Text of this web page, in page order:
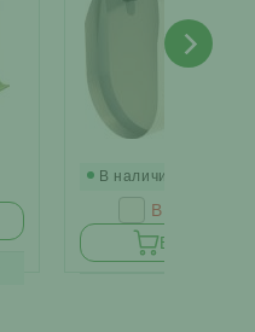
В наличии
В сравнение
В корзину